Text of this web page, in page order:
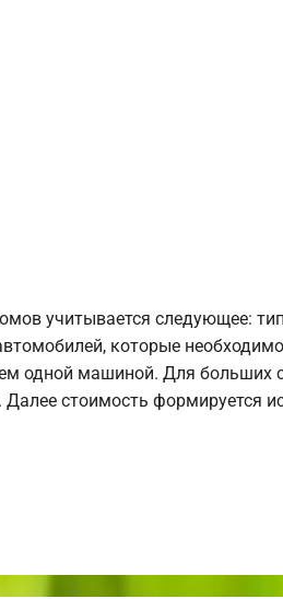
учитывается следующее:
которые
одной машиной. Для больших
стоимость формируется